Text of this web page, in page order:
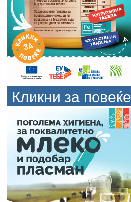
Кликни за повеќе